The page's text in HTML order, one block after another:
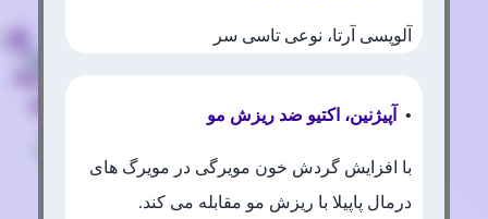
آلوپسی آرتا، نوعی تاسی سر
• آپیژنین، اکتیو ضد ریزش مو
با افزایش گردش خون مویرگی در مویرگ های
درمال پاپیلا با ریزش مو مقابله می کند.